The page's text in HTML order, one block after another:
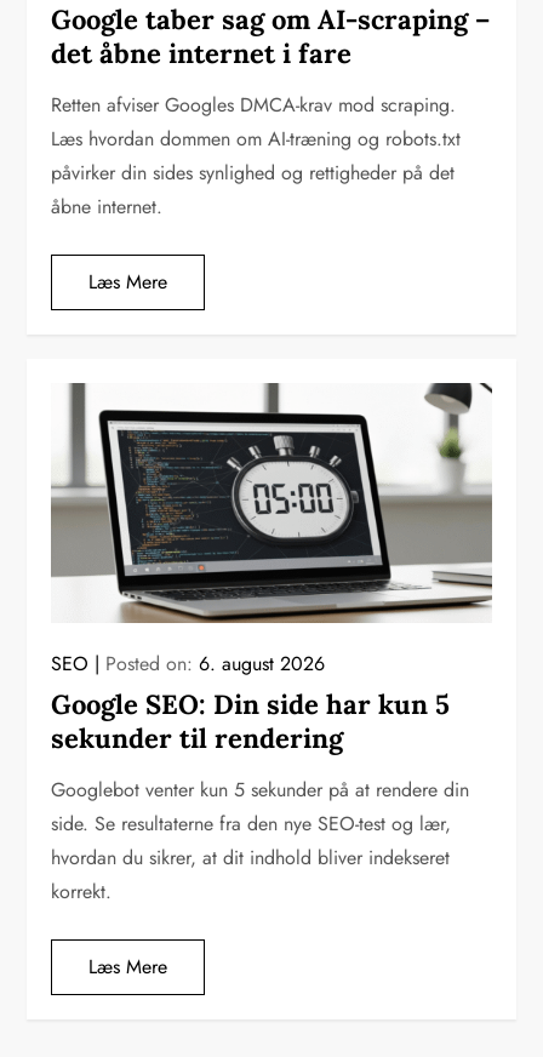
Google taber sag om AI-scraping –
det åbne internet i fare
Retten afviser Googles DMCA-krav mod scraping.
Læs hvordan dommen om AI-træning og robots.txt
påvirker din sides synlighed og rettigheder på det
åbne internet.
Læs Mere
SEO Posted on:6. august 2026
Google SEO: Din side har kun 5
sekunder til rendering
Googlebot venter kun 5 sekunder på at rendere din
side. Se resultaterne fra den nye SEO-test og lær,
hvordan du sikrer, at dit indhold bliver indekseret
korrekt.
Læs Mere